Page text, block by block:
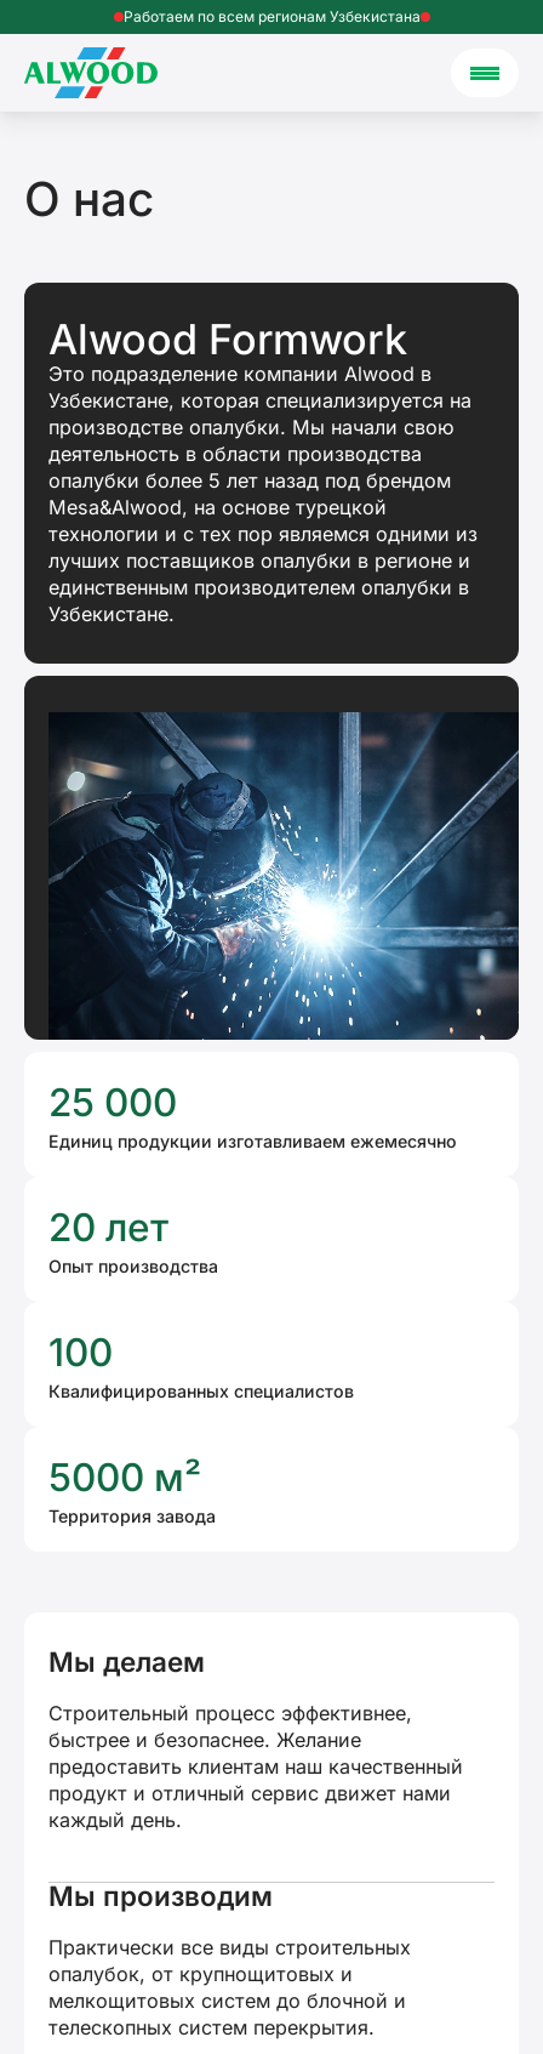
Работаем по всем регионам Узбекистана
О нас
Alwood Formwork
Это подразделение компании Alwood в
Узбекистане, которая специализируется на
производстве опалубки. Мы начали свою
деятельность в области производства
опалубки более 5 лет назад под брендом
Mesa&Alwood, на основе турецкой
технологии и с тех пор являемся одними из
лучших поставщиков опалубки в регионе и
единственным производителем опалубки в
Узбекистане.
25 000
Единиц продукции изготавливаем ежемесячно
20 лет
Опыт производства
100
Квалифицированных специалистов
5000 м²
Территория завода
Мы делаем
Строительный процесс эффективнее,
быстрее и безопаснее. Желание
предоставить клиентам наш качественный
продукт и отличный сервис движет нами
каждый день.
Мы производим
Практически все виды строительных
опалубок, от крупнощитовых и
мелкощитовых систем до блочной и
телескопных систем перекрытия.